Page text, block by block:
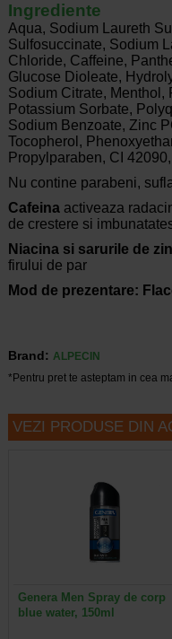
Ingrediente
Aqua, Sodium Laureth
Sulfosuccinate, Sodium
Chloride, Caffeine,
Glucose Dioleate,
Sodium Citrate, Menthol,
Potassium Sorbate,
Sodium Benzoate, Zinc
Tocopherol,
Propylparaben, CI
Nu contine parabeni,
Cafeina activeaza
de crestere si
Niacina si sarurile de
firului de par
Mod de prezentare:
Brand: ALPECIN
*Pentru pret te asteptam in cea
VEZI PRODUSE DIN
Genera Men Spray de corp
blue water, 150ml